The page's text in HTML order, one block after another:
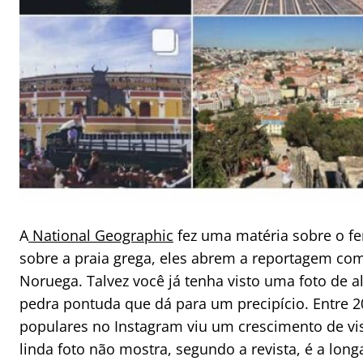
ANational Geographic fez uma matéria sobre o
sobre a praia grega, eles abrem a reportagem
Noruega. Talvez você já tenha visto uma foto de
pedra pontuda que dá para um precipício. Entre
populares no Instagram viu um crescimento de
linda foto não mostra, segundo a revista, é a